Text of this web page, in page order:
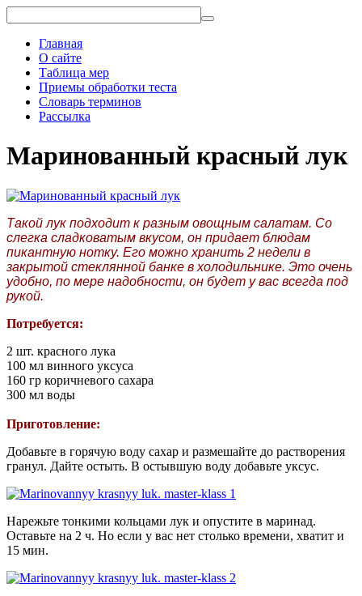
Главная
О сайте
Таблица мер
Приемы обработки теста
Словарь терминов
Рассылка
Маринованный красный лук
Такой лук подходит к разным овощным салатам. Со
слегка сладковатым вкусом, он придает блюдам
пикантную нотку. Его можно хранить 2 недели в
закрытой стеклянной банке в холодильнике. Это очень
удобно, по мере надобности, он будет у вас всегда под
рукой.
Потребуется:
2 шт. красного лука
100 мл винного уксуса
160 гр коричневого сахара
300 мл воды
Приготовление:
Добавьте в горячую воду сахар и размешайте до растворения
гранул. Дайте остыть. В остывшую воду добавьте уксус.
Нарежьте тонкими кольцами лук и опустите в маринад.
Оставьте на 2 ч. Но если у вас нет столько времени, хватит и
15 мин.